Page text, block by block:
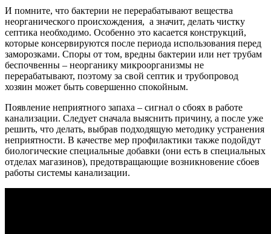
И помните, что бактерии не перерабатывают вещества
неорганического происхождения, а значит, делать чистку
септика необходимо. Особенно это касается конструкций,
которые консервируются после периода использования перед
заморозками. Споры от том, вредны бактерии или нет трубам
беспочвенны – неорганику микроорганизмы не
перерабатывают, поэтому за свой септик и трубопровод
хозяин может быть совершенно спокойным.
Появление неприятного запаха – сигнал о сбоях в работе
канализации. Следует сначала выяснить причину, а после уже
решить, что делать, выбрав подходящую методику устранения
неприятности. В качестве мер профилактики также подойдут
биологические специальные добавки (они есть в специальных
отделах магазинов), предотвращающие возникновение сбоев
работы системы канализации.